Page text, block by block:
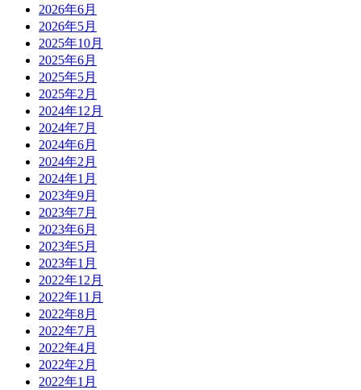
2026年6月
2026年5月
2025年10月
2025年6月
2025年5月
2025年2月
2024年12月
2024年7月
2024年6月
2024年2月
2024年1月
2023年9月
2023年7月
2023年6月
2023年5月
2023年1月
2022年12月
2022年11月
2022年8月
2022年7月
2022年4月
2022年2月
2022年1月